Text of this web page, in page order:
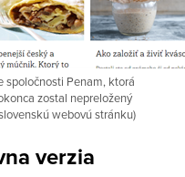
spoločnosti Penam, ktorá
zostal nepreložený
webovú stránku)
verzia